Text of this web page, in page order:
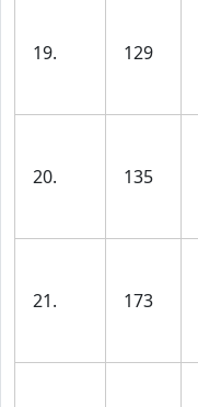
19. 129
20. 135
21. 173